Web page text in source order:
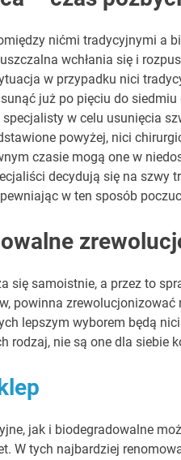
nićmi tradycyjnymi a
wchłania się i
w przypadku nici
już po pięciu do
w celu usunięcia
powyżej, nici
czasie mogą one w
decydują się na szwy
w ten sposób
się samoistnie, a przez to
powinna zrewolucjonizować
lepszym wyborem będą
rodzaj, nie są one dla siebie
jak i biodegradowalne
W tych najbardziej